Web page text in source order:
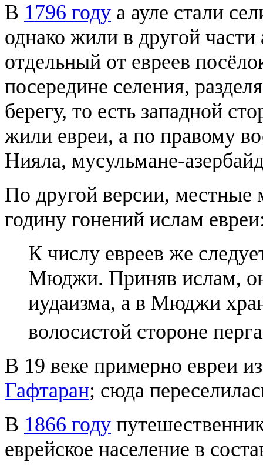
В 1796 году а ауле стали
однако жили в другой части
отдельный от евреев
посередине селения,
берегу, то есть западной
жили евреи, а по правому
Нияла, мусульмане-
По другой версии,
годину гонений ислам
К числу евреев же
Мюджи. Приняв ислам,
иудаизма, а в Мюджи
волосистой стороне
В 19 веке примерно евреи
Гафтаран; сюда
В 1866 году
еврейское население в